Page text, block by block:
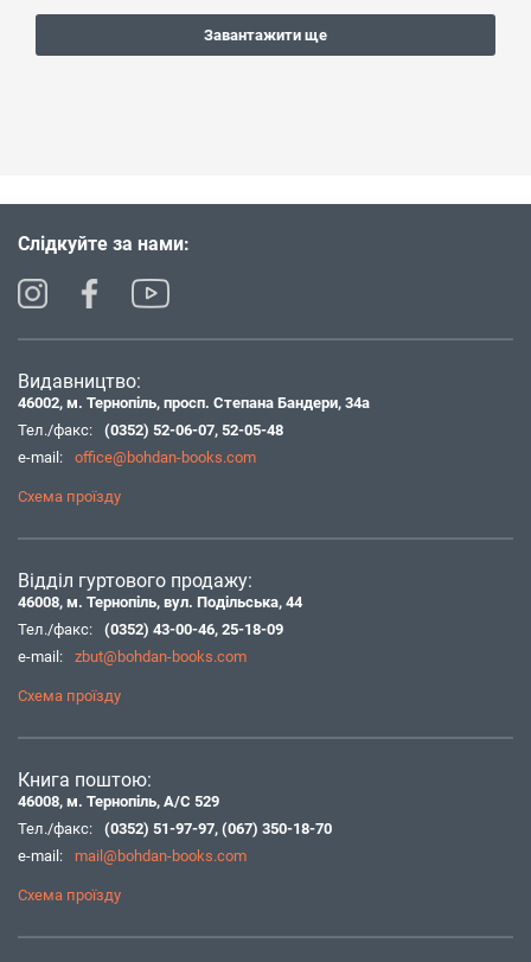
Завантажити ще
Слідкуйте за нами:
Видавництво:
46002, м. Тернопіль, просп. Степана Бандери, 34а
Тел./факс:
(0352) 52-06-07, 52-05-48
e-mail:
office@bohdan-books.com
Схема проїзду
Відділ гуртового продажу:
46008, м. Тернопіль, вул. Подільська, 44
Тел./факс:
(0352) 43-00-46, 25-18-09
e-mail:
zbut@bohdan-books.com
Схема проїзду
Книга поштою:
46008, м. Тернопіль, А/С 529
Тел./факс:
(0352) 51-97-97, (067) 350-18-70
e-mail:
mail@bohdan-books.com
Схема проїзду